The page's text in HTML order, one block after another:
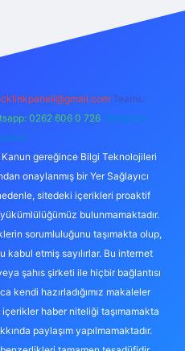
Teams:
0262 606 0 726 Telegram:
Kanun gereğince Bilgi Teknolojileri
onaylanmış bir Yer Sağlayıcı
sitedeki içerikleri proaktif
bulunmamaktadır.
sorumluluğunu taşımakta olup,
etmiş sayılırlar. Bu internet
şahıs şirketi ile hiçbir bağlantısı
kendi hazırladığımız makaleler
içerikler haber niteliği taşımamakta
paylaşım yapılmamaktadır.